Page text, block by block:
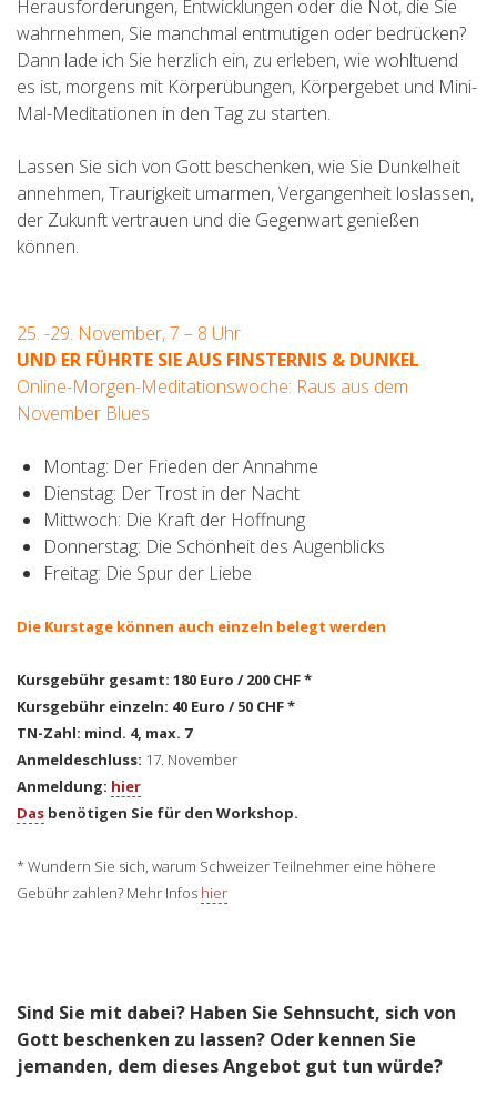
Herausforderungen, Entwicklungen oder die Not, die Sie
wahrnehmen, Sie manchmal entmutigen oder bedrücken?
Dann lade ich Sie herzlich ein, zu erleben, wie wohltuend
es ist, morgens mit Körperübungen, Körpergebet und Mini-
Mal-Meditationen in den Tag zu starten.
Lassen Sie sich von Gott beschenken, wie Sie Dunkelheit
annehmen, Traurigkeit umarmen, Vergangenheit loslassen,
der Zukunft vertrauen und die Gegenwart genießen
können.
25. -29. November, 7 – 8 Uhr
UND ER FÜHRTE SIE AUS FINSTERNIS & DUNKEL
Online-Morgen-Meditationswoche: Raus aus dem
November Blues
Montag: Der Frieden der Annahme
Dienstag: Der Trost in der Nacht
Mittwoch: Die Kraft der Hoffnung
Donnerstag: Die Schönheit des Augenblicks
Freitag: Die Spur der Liebe
Die Kurstage können auch einzeln belegt werden
Kursgebühr gesamt: 180 Euro / 200 CHF *
Kursgebühr einzeln: 40 Euro / 50 CHF *
TN-Zahl: mind. 4, max. 7
Anmeldeschluss: 17. November
Anmeldung: hier
Das benötigen Sie für den Workshop.
* Wundern Sie sich, warum Schweizer Teilnehmer eine höhere
Gebühr zahlen? Mehr Infos hier
Sind Sie mit dabei? Haben Sie Sehnsucht, sich von
Gott beschenken zu lassen? Oder kennen Sie
jemanden, dem dieses Angebot gut tun würde?